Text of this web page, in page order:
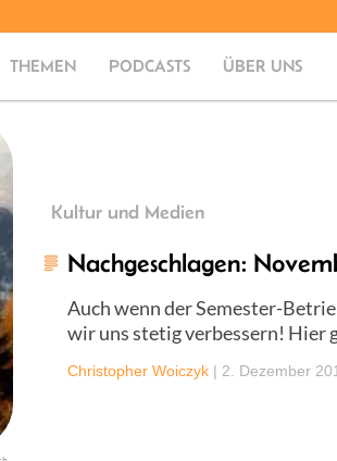
THEMEN PODCASTS ÜBER UNS
Kultur und Medien
Nachgeschlagen:
Auch wenn der Semester-
wir uns stetig verbessern! Hier
Christopher Woiczyk | 2. Dezember